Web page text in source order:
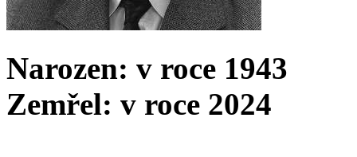
Narozen: v roce 1943
Zemřel: v roce 2024